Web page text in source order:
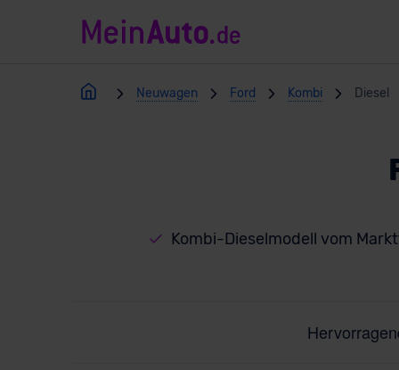
Neuwagen Ford Kombi Diesel
Kombi-Dieselmodell vom